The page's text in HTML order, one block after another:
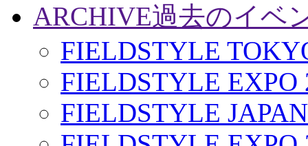
ARCHIVE過去のイベ
FIELDSTYLE
FIELDSTYLE EXPO
FIELDSTYLE